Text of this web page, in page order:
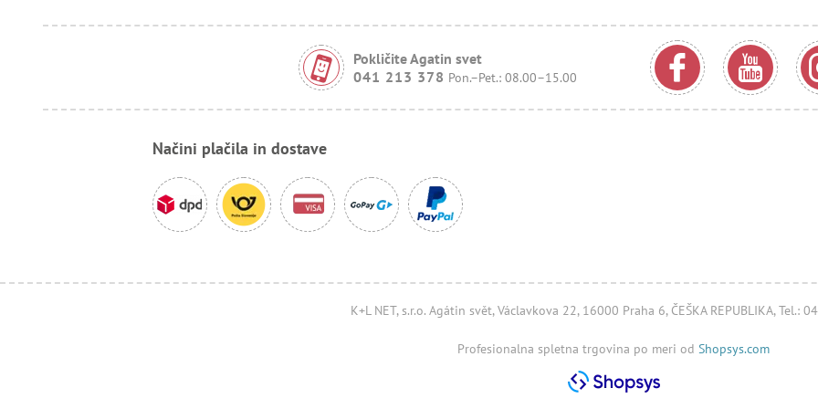
Pokličite Agatin svet
041 213 378 Pon.–Pet.: 08.00–15.00
Načini plačila in dostave
K+L NET, s.r.o. Agátin svět, Václavkova 22, 16000 Praha 6, ČEŠKA REPUBLIKA, Tel.:
Profesionalna spletna trgovina po meri od Shopsys.com